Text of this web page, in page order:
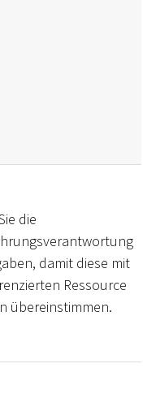
die
damit diese mit
Ressource
übereinstimmen.